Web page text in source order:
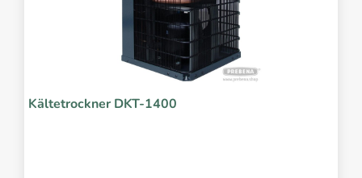
Kältetrockner DKT-1400